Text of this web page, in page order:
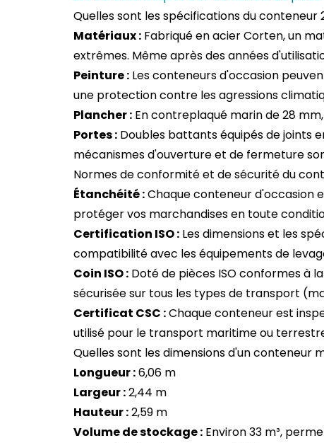
Quelles sont les spécifications du conteneur
Matériaux : Fabriqué en acier Corten, un
extrêmes. Même après des années
Peinture : Les conteneurs d'occasion
une protection contre les agressions
Plancher : En contreplaqué marin de 28
Portes : Doubles battants équipés de joints
mécanismes d'ouverture et de fermeture
Normes de conformité et de sécurité du
Étanchéité :Chaque conteneur d'occasion
protéger vos marchandises en toute
Certification ISO : Les dimensions et les
compatibilité avec les équipements de
Coin ISO : Doté de pièces ISO conformes à
sécurisée sur tous les types de transport
Certificat CSC :Chaque conteneur est
utilisé pour le transport maritime ou
Quelles sont les dimensions d'un conteneur
Longueur :6,06 m
Largeur :2,44 m
Hauteur :2,59 m
Volume de stockage : Environ 33 m³,